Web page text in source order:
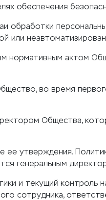
обеспечения
обработки
или
нормативным актом
во время
Общества,
ее утверждения.
генеральным
и текущий контроль
сотрудника,